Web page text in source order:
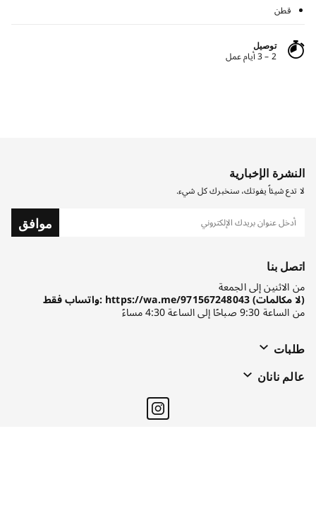
قطن
توصيل
2 – 3 أيام عمل
النشرة الإخبارية
لا تدع شيئاً يفوتك، سنخبرك كل شيء.
موافق
اتصل بنا
من الاثنين إلى الجمعة
واتساب فقط: https://wa.me/971567248043 (لا مكالمات)
من الساعة 9:30 صباحًا إلى الساعة 4:30 مساءً
طلبات
عالم نانان